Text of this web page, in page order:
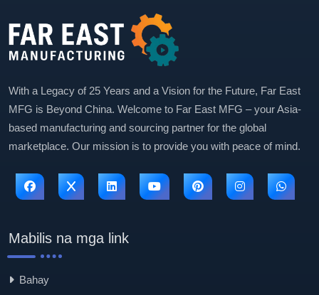
With a Legacy of 25 Years and a Vision for the Future, Far East
MFG is Beyond China. Welcome to Far East MFG – your Asia-
based manufacturing and sourcing partner for the global
marketplace. Our mission is to provide you with peace of mind.
Mabilis na mga link
Bahay